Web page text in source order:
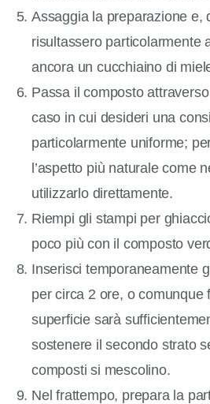
Assaggia la preparazione e,
risultassero particolarmente
ancora un cucchiaino di
Passa il composto
caso in cui desideri una
particolarmente uniforme;
l’aspetto più naturale come
utilizzarlo direttamente.
Riempi gli stampi per
poco più con il composto
Inserisci temporaneamente
per circa 2 ore, o comunque
superficie sarà
sostenere il secondo strato
composti si mescolino.
Nel frattempo, prepara la